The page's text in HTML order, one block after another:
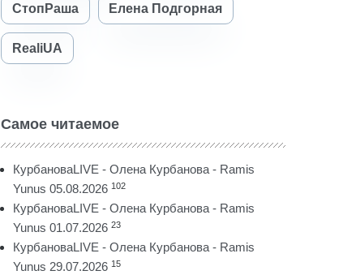
СтопРаша Елена Подгорная
RealiUA
Самое читаемое
КурбановаLIVE - Олена Курбанова - Ramis
Yunus 05.08.2026 102
КурбановаLIVE - Олена Курбанова - Ramis
Yunus 01.07.2026 23
КурбановаLIVE - Олена Курбанова - Ramis
Yunus 29.07.2026 15